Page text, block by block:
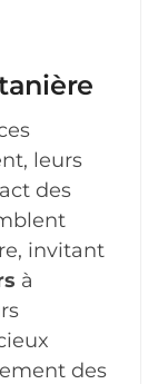
leurs
des
invitant
à
des